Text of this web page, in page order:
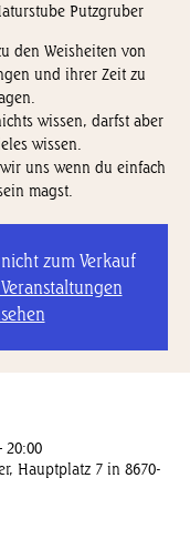
Putzgruber
den Weisheiten von
und ihrer Zeit zu
wissen, darfst aber
wissen.
uns wenn du einfach
magst.
zum Verkauf
20:00
Hauptplatz 7 in 8670-